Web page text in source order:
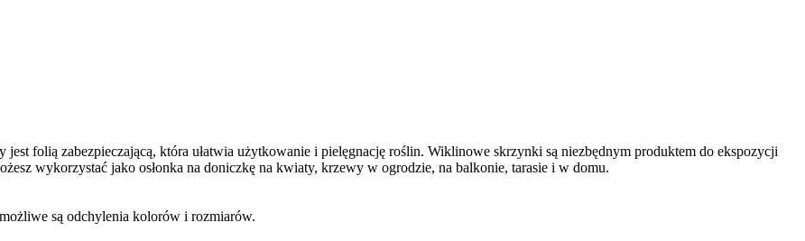
folią zabezpieczającą, która ułatwia użytkowanie i pielęgnację roślin. Wiklinowe skrzynki są niezbędnym produktem do ekspozycji
wykorzystać jako osłonka na doniczkę na kwiaty, krzewy w ogrodzie, na balkonie, tarasie i w domu.
są odchylenia kolorów i rozmiarów.